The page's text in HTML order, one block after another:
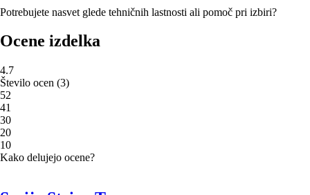
Potrebujete nasvet glede tehničnih lastnosti ali pomoč pri izbiri?
Ocene izdelka
4.7
Število ocen (3)
52
41
30
20
10
Kako delujejo ocene?